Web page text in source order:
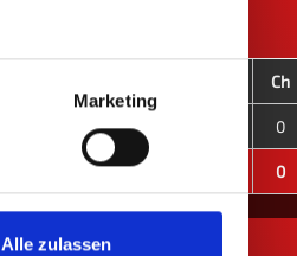
Marketing
Alle zulassen
Ch
-82 3 0
-82 3 0